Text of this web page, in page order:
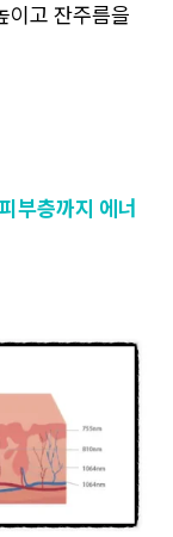
이고 잔주름을
부층까지 에너